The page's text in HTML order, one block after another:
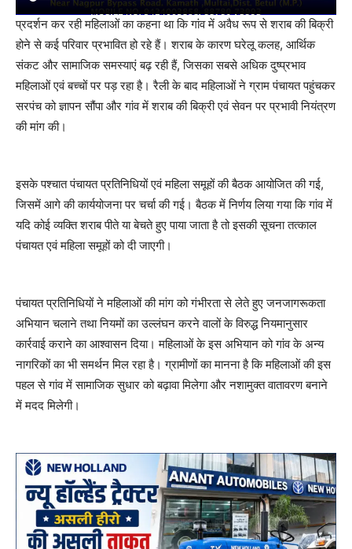
प्रदर्शन कर रही महिलाओं का कहना था कि गांव में अवैध रूप से शराब की बिक्री
होने से कई परिवार प्रभावित हो रहे हैं। शराब के कारण घरेलू कलह, आर्थिक
संकट और सामाजिक समस्याएं बढ़ रही हैं, जिसका सबसे अधिक दुष्प्रभाव
महिलाओं एवं बच्चों पर पड़ रहा है। रैली के बाद महिलाओं ने ग्राम पंचायत पहुंचकर
सरपंच को ज्ञापन सौंपा और गांव में शराब की बिक्री एवं सेवन पर प्रभावी नियंत्रण
की मांग की।
इसके पश्चात पंचायत प्रतिनिधियों एवं महिला समूहों की बैठक आयोजित की गई,
जिसमें आगे की कार्ययोजना पर चर्चा की गई। बैठक में निर्णय लिया गया कि गांव में
यदि कोई व्यक्ति शराब पीते या बेचते हुए पाया जाता है तो इसकी सूचना तत्काल
पंचायत एवं महिला समूहों को दी जाएगी।
पंचायत प्रतिनिधियों ने महिलाओं की मांग को गंभीरता से लेते हुए जनजागरूकता
अभियान चलाने तथा नियमों का उल्लंघन करने वालों के विरुद्ध नियमानुसार
कार्रवाई कराने का आश्वासन दिया। महिलाओं के इस अभियान को गांव के अन्य
नागरिकों का भी समर्थन मिल रहा है। ग्रामीणों का मानना है कि महिलाओं की इस
पहल से गांव में सामाजिक सुधार को बढ़ावा मिलेगा और नशामुक्त वातावरण बनाने
में मदद मिलेगी।